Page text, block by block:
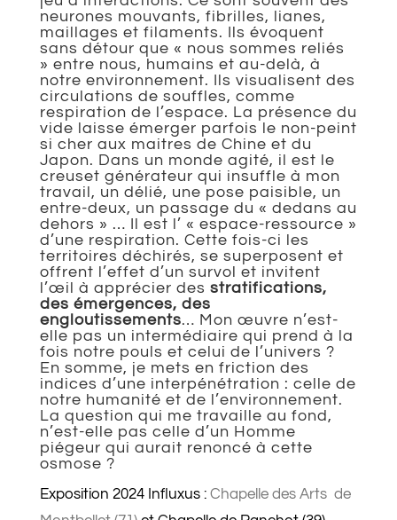
neurones mouvants, fibrilles, lianes,
maillages et filaments. Ils évoquent
sans détour que « nous sommes reliés
» entre nous, humains et au-delà, à
notre environnement. Ils visualisent des
circulations de souffles, comme
respiration de l’espace. La présence du
vide laisse émerger parfois le non-peint
si cher aux maitres de Chine et du
Japon. Dans un monde agité, il est le
creuset générateur qui insuffle à mon
travail, un délié, une pose paisible, un
entre-deux, un passage du « dedans au
dehors » … Il est l’ « espace-ressource »
d’une respiration. Cette fois-ci les
territoires déchirés, se superposent et
offrent l’effet d’un survol et invitent
l’œil à apprécier des stratifications,
des émergences, des
engloutissements… Mon œuvre n’est-
elle pas un intermédiaire qui prend à la
fois notre pouls et celui de l’univers ?
En somme, je mets en friction des
indices d’une interpénétration : celle de
notre humanité et de l’environnement.
La question qui me travaille au fond,
n’est-elle pas celle d’un Homme
piégeur qui aurait renoncé à cette
osmose ?
Exposition 2024 Influxus : Chapelle des Arts de